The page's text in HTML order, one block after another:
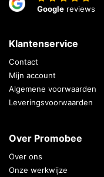
Google reviews
Klantenservice
Contact
Mijn account
Algemene voorwaarden
Leveringsvoorwaarden
Over Promobee
Over ons
Onze werkwijze